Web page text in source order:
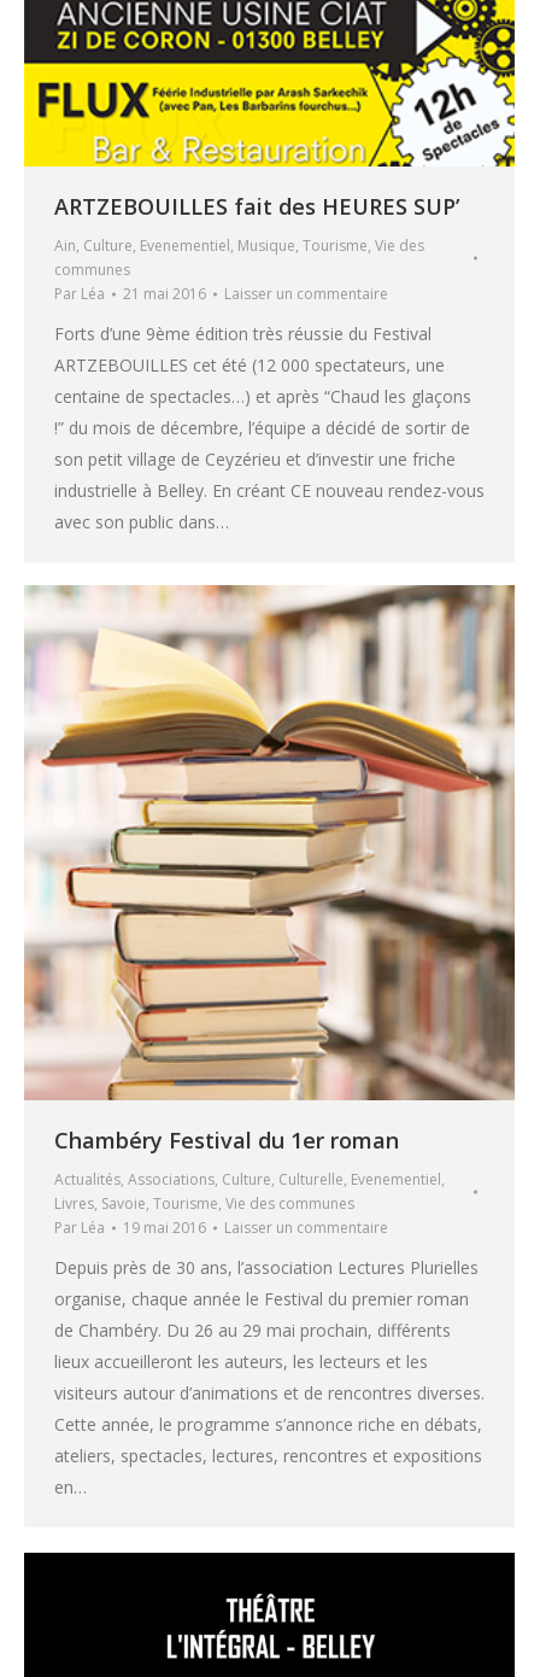
ARTZEBOUILLES fait des HEURES SUP’
Ain, Culture, Evenementiel, Musique, Tourisme, Vie des
communes
Par Léa 21 mai 2016 Laisser un commentaire
Forts d’une 9ème édition très réussie du Festival
ARTZEBOUILLES cet été (12 000 spectateurs, une
centaine de spectacles…) et après “Chaud les glaçons
!” du mois de décembre, l’équipe a décidé de sortir de
son petit village de Ceyzérieu et d’investir une friche
industrielle à Belley. En créant CE nouveau rendez-vous
avec son public dans…
Chambéry Festival du 1er roman
Actualités, Associations, Culture, Culturelle, Evenementiel,
Livres, Savoie, Tourisme, Vie des communes
Par Léa 19 mai 2016 Laisser un commentaire
Depuis près de 30 ans, l’association Lectures Plurielles
organise, chaque année le Festival du premier roman
de Chambéry. Du 26 au 29 mai prochain, différents
lieux accueilleront les auteurs, les lecteurs et les
visiteurs autour d’animations et de rencontres diverses.
Cette année, le programme s’annonce riche en débats,
ateliers, spectacles, lectures, rencontres et expositions
en…